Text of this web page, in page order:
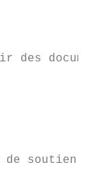
des
de soutien à